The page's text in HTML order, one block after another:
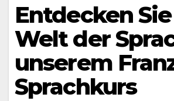
Entdecken
Welt der
unserem
Sprachkurs